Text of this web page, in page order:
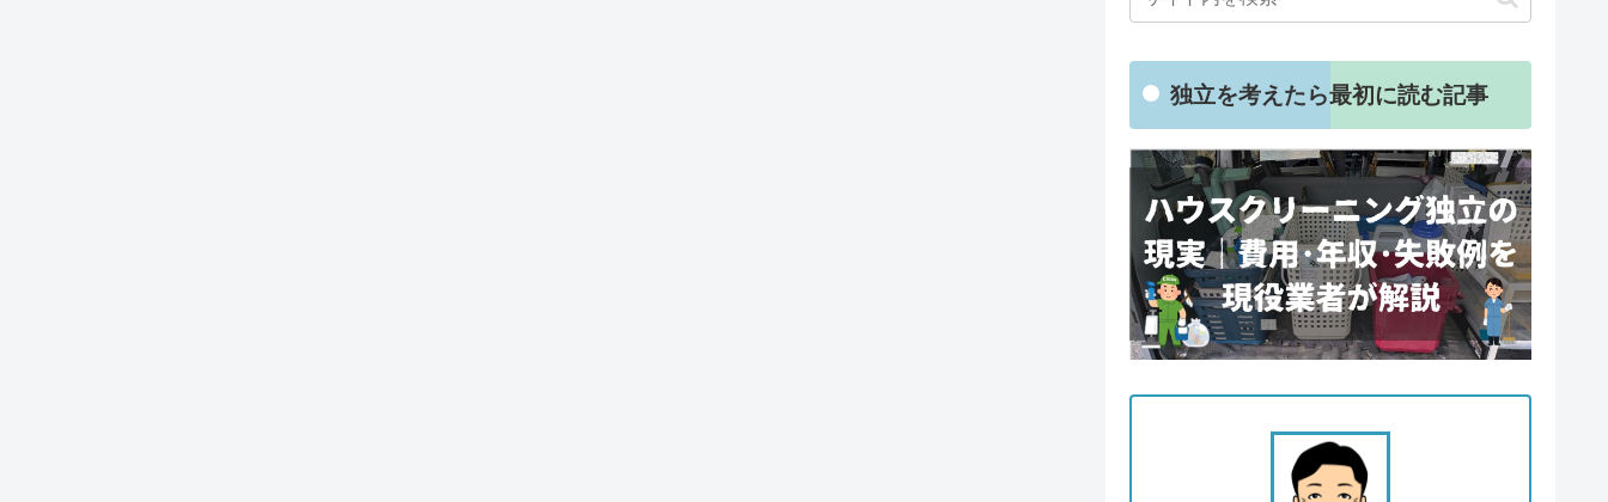
独立を考えたら最初に読む記事